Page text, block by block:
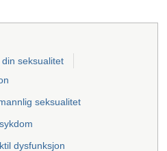
seksualitet
seksualitet
dysfunksjon